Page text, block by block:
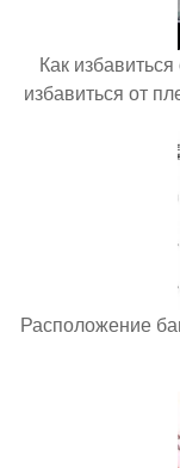
Как
избавиться от
Расположение